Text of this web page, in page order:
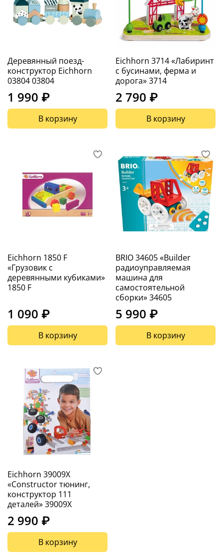
Деревянный поезд-
конструктор Eichhorn
03804 03804
1 990 ₽
В корзину
Eichhorn 3714 «Лабиринт
с бусинами, ферма и
дорога» 3714
2 790 ₽
В корзину
Eichhorn 1850 F
«Грузовик с
деревянными кубиками»
1850 F
1 090 ₽
В корзину
BRIO 34605 «Builder
радиоуправляемая
машина для
самостоятельной
сборки» 34605
5 990 ₽
В корзину
Eichhorn 39009X
«Constructor тюнинг,
конструктор 111
деталей» 39009X
2 990 ₽
В корзину